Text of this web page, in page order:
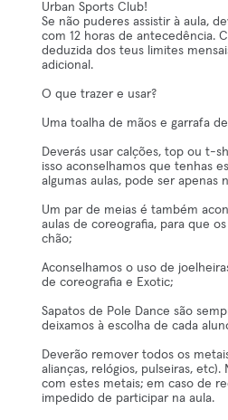
Urban Sports Club!
Se não puderes assistir à aula,
com 12 horas de antecedência.
deduzida dos teus limites
adicional.
O que trazer e usar?
Uma toalha de mãos e garrafa
Deverás usar calções, top ou t-
isso aconselhamos que tenhas
algumas aulas, pode ser apenas
Um par de meias é também
aulas de coreografia, para que
chão;
Aconselhamos o uso de
de coreografia e Exotic;
Sapatos de Pole Dance são
deixamos à escolha de cada
Deverão remover todos os
alianças, relógios, pulseiras,
com estes metais; em caso de
impedido de participar na aula.